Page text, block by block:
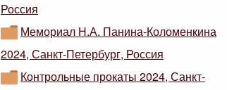
Россия
Мемориал Н.А. Панина-Коломенкина
2024, Санкт-Петербург, Россия
Контрольные прокаты 2024, Санкт-